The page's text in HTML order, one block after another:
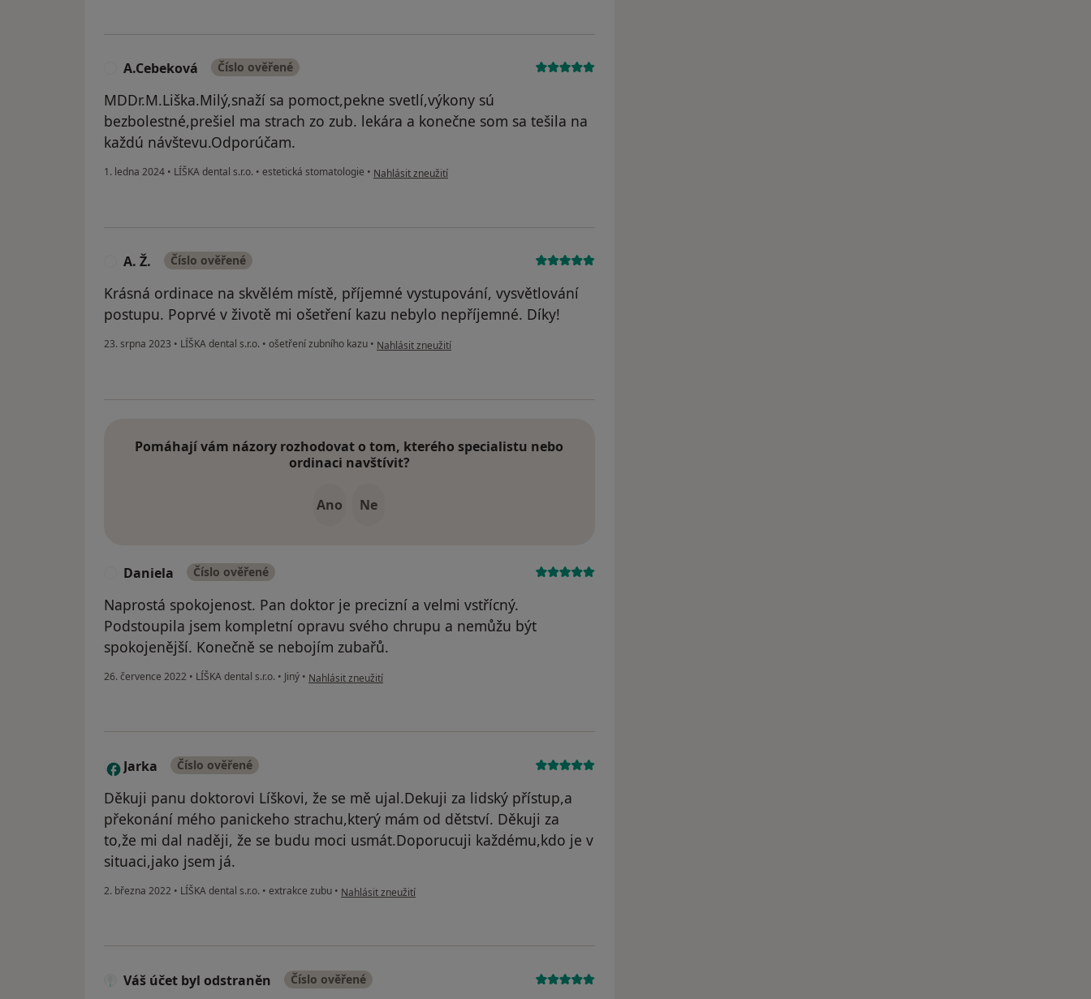
A.Cebeková Číslo ověřené
MDDr.M.Liška.Milý,snaží sa pomoct,pekne svetlí,výkony sú
bezbolestné,prešiel ma strach zo zub. lekára a konečne som sa tešila na
každú návštevu.Odporúčam.
1. ledna 2024 • LÍŠKA dental s.r.o. • estetická stomatologie • podle názoru uživatele A.Cebeková
Nahlásit zneužití
A. Ž. Číslo ověřené
Krásná ordinace na skvělém místě, příjemné vystupování, vysvětlování
postupu. Poprvé v životě mi ošetření kazu nebylo nepříjemné. Díky!
23. srpna 2023 • LÍŠKA dental s.r.o. • ošetření zubního kazu • podle názoru uživatele A. Ž.
Nahlásit zneužití
Pomáhají vám názory rozhodovat o tom, kterého specialistu nebo
ordinaci navštívit?
Ano Ne
Daniela Číslo ověřené
Naprostá spokojenost. Pan doktor je precizní a velmi vstřícný.
Podstoupila jsem kompletní opravu svého chrupu a nemůžu být
spokojenější. Konečně se nebojím zubařů.
26. července 2022 • LÍŠKA dental s.r.o. • Jiný • podle názoru uživatele Daniela
Nahlásit zneužití
J Jarka Číslo ověřené
Děkuji panu doktorovi Líškovi, že se mě ujal.Dekuji za lidský přístup,a
překonání mého panickeho strachu,který mám od dětství. Děkuji za
to,že mi dal naději, že se budu moci usmát.Doporucuji každému,kdo je v
situaci,jako jsem já.
2. března 2022 • LÍŠKA dental s.r.o. • extrakce zubu • podle názoru uživatele Jarka
Nahlásit zneužití
Váš účet byl odstraněn Číslo ověřené